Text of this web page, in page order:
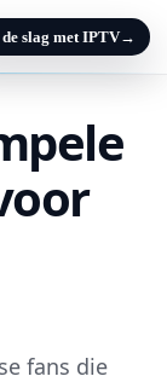
de slag met IPTV→
fans die